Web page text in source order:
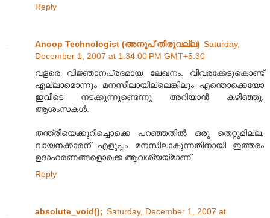
Reply
Anoop Technologist (അനൂപ് തിരുവല്ല) Saturday,
December 1, 2007 at 1:34:00 PM GMT+5:30
വളരെ വിജ്ഞാനപ്രദമായ ലേഖനം. വിവരക്കേടുകൊണ്ട്
എല്ലാമൊന്നും മനസിലായില്ലെങ്കിലും എന്തൊക്കെയോ
ഇവിടെ നടക്കുന്നുണ്ടെന്നു അറിയാന്‍ കഴിഞ്ഞു.
ആശംസകള്‍.
തന്ത്രിയെക്കുറിച്ചൊക്കെ പറഞ്ഞതില്‍ ഒരു തെറ്റുമില്ല.
വായനക്കാരന് എളുപ്പം മനസിലാകുന്നതിനായി ഇത്തരം
ഉദാഹരണങ്ങളൊക്കെ ആവശ്യയ്മാണ്.
Reply
absolute_void(); Saturday, December 1, 2007 at